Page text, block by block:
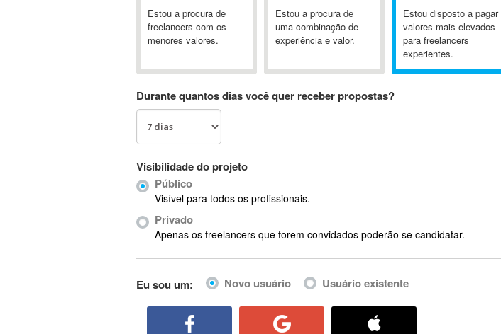
802.11
A&P
A-GPS
Ab Initio
ABIS
AbleCommerce
Ableton Live
Abstract Window Toolkit (AWT)
Estou a procura de
freelancers com os
menores valores.
Estou a procura de
uma combinação de
experiência e valor.
Estou disposto a pagar
valores mais elevados
para freelancers
experientes.
Durante quantos dias você quer receber propostas?
Visibilidade do projeto
Público
Visível para todos os profissionais.
Privado
Apenas os freelancers que forem convidados poderão se candidatar.
Eu sou um: Novo usuário Usuário existente